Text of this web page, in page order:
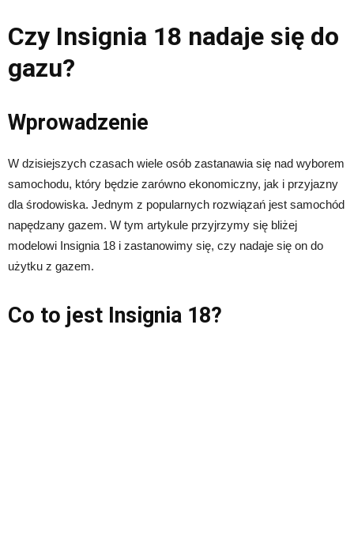
Czy Insignia 18 nadaje się do
gazu?
Wprowadzenie
W dzisiejszych czasach wiele osób zastanawia się nad wyborem
samochodu, który będzie zarówno ekonomiczny, jak i przyjazny
dla środowiska. Jednym z popularnych rozwiązań jest samochód
napędzany gazem. W tym artykule przyjrzymy się bliżej
modelowi Insignia 18 i zastanowimy się, czy nadaje się on do
użytku z gazem.
Co to jest Insignia 18?